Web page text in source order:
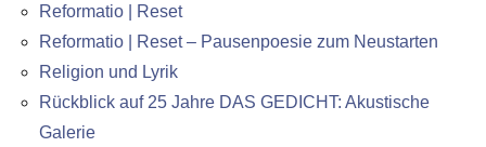
Reformatio | Reset
Reformatio | Reset – Pausenpoesie zum Neustarten
Religion und Lyrik
Rückblick auf 25 Jahre DAS GEDICHT: Akustische
Galerie